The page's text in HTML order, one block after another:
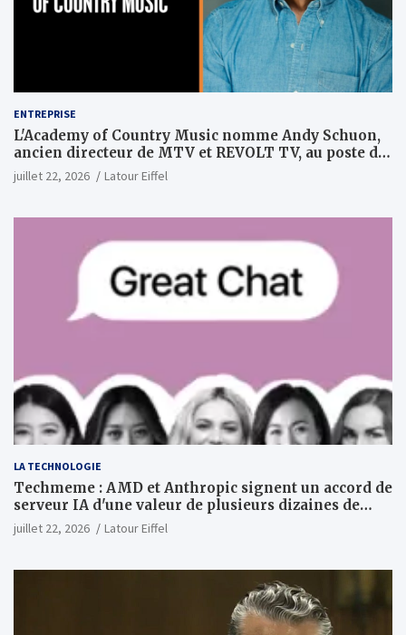
ENTREPRISE
L'Academy of Country Music nomme Andy Schuon,
ancien directeur de MTV et REVOLT TV, au poste de
PDG
juillet 22, 2026 Latour Eiffel
LA TECHNOLOGIE
Techmeme : AMD et Anthropic signent un accord de
serveur IA d'une valeur de plusieurs dizaines de
milliards ; Anthropic achètera jusqu'à 2 GW de puces
MI450 à partir du premier semestre 2027 et AMD
(Wall Street Journal)
juillet 22, 2026 Latour Eiffel